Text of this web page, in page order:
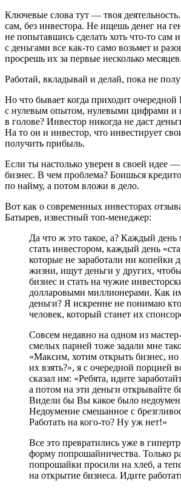
Ключевые слова тут — твоя
сам, без инвестора. Не ищешь денег на
не попытавшись сделать хоть что-то сам
с деньгами все как-то само возьмет и
просрешь их за первые несколько месяцев.
Работай, вкладывай и делай, пока не
Но что бывает когда приходит очередной
с нулевым опытом, нулевыми цифрами и
в голове? Инвестор никогда не даст
На то он и инвестор, что инвестирует
получить прибыль.
Если ты настолько уверен в своей идее
бизнес. В чем проблема? Боишься
по найму, а потом вложи в дело.
Вот как о современных инвесторах
Батырев, известный топ-менеджер:
Да что ж это такое, а? Каждый день
стать инвестором, каждый день
которые не заработали ни копейки
жизни, ищут деньги у других,
бизнес и стать на чужие
долларовыми миллионерами. Как
деньги? Я искренне не понимаю
человек, который станет их
Совсем недавно на одном из
смелых парней тоже задали мне
«Максим, хотим открыть бизнес, но
их взять?», я с очередной порцией
сказал им: «Ребята, идите
а потом на эти деньги открывайте
Видели бы Вы какое было
Недоумение смешанное с
Работать на кого-то? Ну уж нет!»
Все это превратились уже в
форму попрошайничества. Только
попрошайки просили на хлеб, а
на открытие бизнеса. Идите